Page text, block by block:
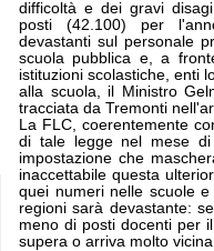
difficoltà e dei gravi
posti (42.100) per
devastanti sul personale
scuola pubblica e, a
istituzioni scolastiche, enti
alla scuola, il Ministro
tracciata da Tremonti
La FLC, coerentemente
di tale legge nel mese di
impostazione che
inaccettabile questa
quei numeri nelle scuole
regioni sarà devastante:
meno di posti docenti per
supera o arriva molto